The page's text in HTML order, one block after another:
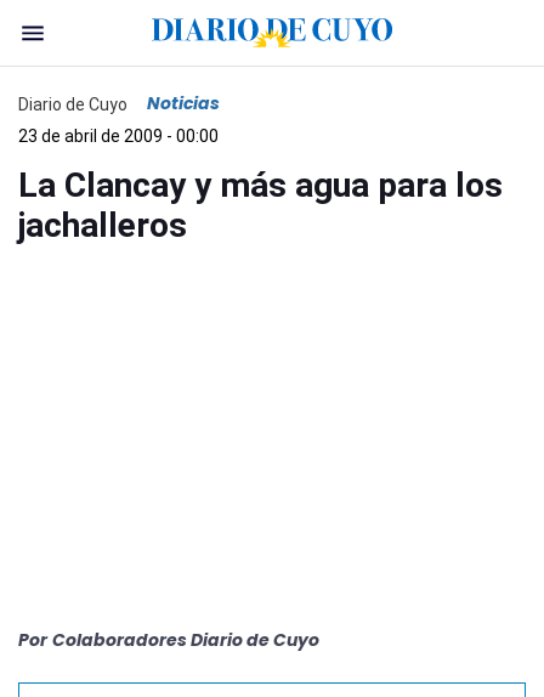
Diario de Cuyo Noticias
23 de abril de 2009 - 00:00
La Clancay y más agua para los
jachalleros
Por Colaboradores Diario de Cuyo